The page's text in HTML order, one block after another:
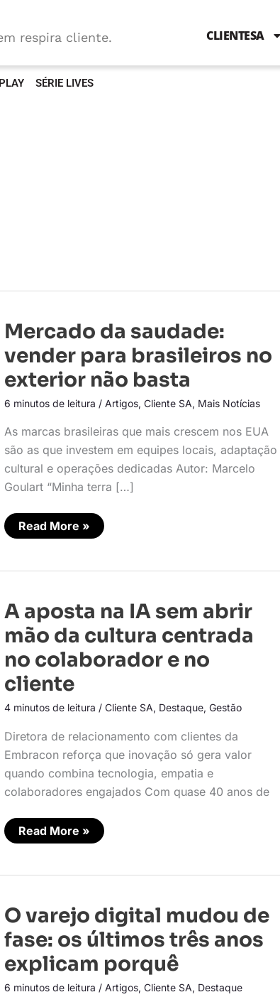
respira cliente. CLIENTESA
SÉRIE LIVES
Mercado da saudade:
vender para brasileiros no
exterior não basta
6 minutos de leitura / Artigos, Cliente SA, Mais Notícias
As marcas brasileiras que mais crescem nos EUA
são as que investem em equipes locais, adaptação
cultural e operações dedicadas Autor: Marcelo
Goulart “Minha terra […]
Mercado
da
saudade:
vender
para
brasileiros
exterior
basta
Read More »
A aposta na IA sem abrir
mão da cultura centrada
no colaborador e no
cliente
4 minutos de leitura / Cliente SA, Destaque, Gestão
Diretora de relacionamento com clientes da
Embracon reforça que inovação só gera valor
quando combina tecnologia, empatia e
colaboradores engajados Com quase 40 anos de
A
aposta
na
IA
abrir
mão
da
cultura
centrada
colaborador
e
no
Read More »
O varejo digital mudou de
fase: os últimos três anos
explicam porquê
6 minutos de leitura / Artigos, Cliente SA, Destaque
O
varejo
digital
mudou
fase:
os
últimos